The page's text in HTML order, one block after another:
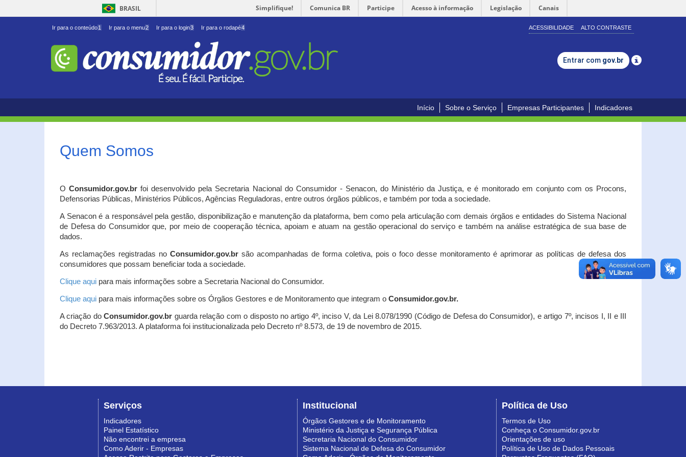
BRASIL Simplifique! Comunica BR Participe Acesso à informação Legislação Canais
Ir para o conteúdo1 Ir para o menu2 Ir para o login3 Ir para o rodapé4 ACESSIBILIDADE ALTO CONTRASTE
Entrar com gov.br
Início Sobre o Serviço Empresas Participantes Indicadores
Quem Somos
OConsumidor.gov.br foi desenvolvido pela Secretaria Nacional do Consumidor - Senacon, do Ministério da Justiça, e é monitorado em conjunto com os Procons,
Defensorias Públicas, Ministérios Públicos, Agências Reguladoras, entre outros órgãos públicos, e também por toda a sociedade.
A Senacon é a responsável pela gestão, disponibilização e manutenção da plataforma, bem como pela articulação com demais órgãos e entidades do Sistema Nacional
de Defesa do Consumidor que, por meio de cooperação técnica, apoiam e atuam na gestão operacional do serviço e também na análise estratégica de sua base de
dados.
As reclamações registradas no Consumidor.gov.brsão acompanhadas de forma coletiva, pois o foco desse monitoramento é aprimorar as políticas de defesa dos
consumidores que possam beneficiar toda a sociedade.
Clique aqui para mais informações sobre a Secretaria Nacional do Consumidor.
Clique aqui para mais informações sobre os Órgãos Gestores e de Monitoramento que integram o Consumidor.gov.br.
A criação doConsumidor.gov.br guarda relação com o disposto no artigo 4º, inciso V, da Lei 8.078/1990 (Código de Defesa do Consumidor), e artigo 7º, incisos I, II e III
do Decreto 7.963/2013. A plataforma foi institucionalizada pelo Decreto nº 8.573, de 19 de novembro de 2015.
Serviços
Indicadores
Painel Estatístico
Não encontrei a empresa
Como Aderir - Empresas
Institucional
Órgãos Gestores e de Monitoramento
Ministério da Justiça e Segurança Pública
Secretaria Nacional do Consumidor
Sistema Nacional de Defesa do Consumidor
Política de Uso
Termos de Uso
Conheça o Consumidor.gov.br
Orientações de uso
Política de Uso de Dados Pessoais